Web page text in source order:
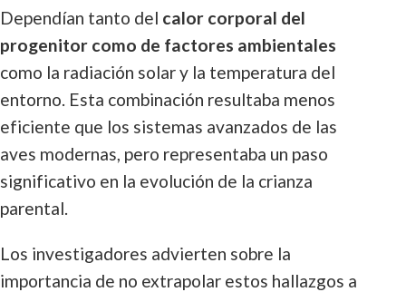
Dependían tanto del calor corporal del
progenitor como de factores ambientales
como la radiación solar y la temperatura del
entorno. Esta combinación resultaba menos
eficiente que los sistemas avanzados de las
aves modernas, pero representaba un paso
significativo en la evolución de la crianza
parental.
Los investigadores advierten sobre la
importancia de no extrapolar estos hallazgos a